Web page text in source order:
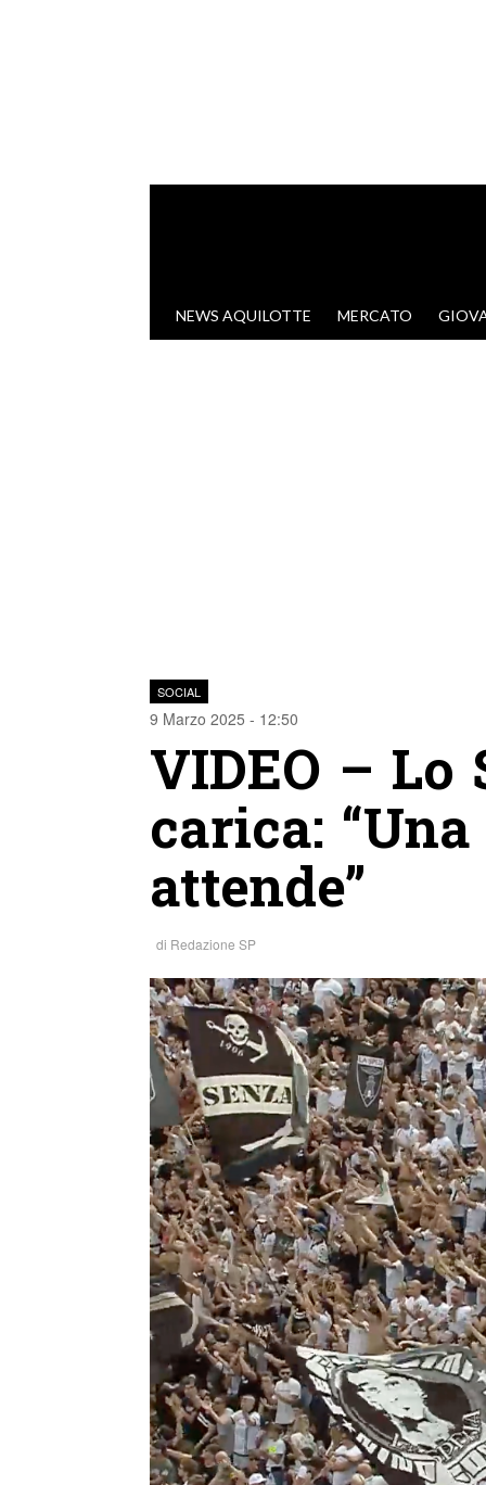
VAI AL CONTENUTO
NEWS AQUILOTTE MERCATO
SOCIAL
9 Marzo 2025 - 12:50
VIDEO – Lo
carica:
attende”
di Redazione SP